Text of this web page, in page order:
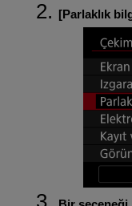
[Parlaklık